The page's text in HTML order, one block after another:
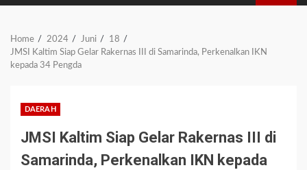
MENU
Home 2024 Juni
18
JMSI Kaltim Siap Gelar Rakernas III di Samarinda, Perkenalkan IKN
kepada 34 Pengda
DAERAH
JMSI Kaltim Siap Gelar Rakernas III di
Samarinda, Perkenalkan IKN kepada